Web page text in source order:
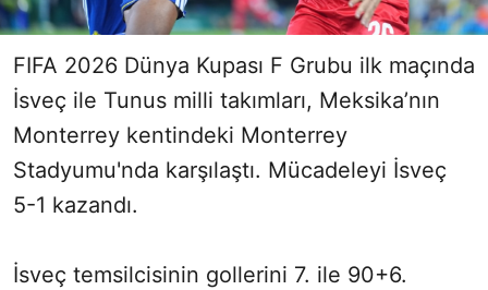
FIFA 2026 Dünya Kupası F Grubu ilk maçında
İsveç ile Tunus milli takımları, Meksika’nın
Monterrey kentindeki Monterrey
Stadyumu'nda karşılaştı. Mücadeleyi İsveç
5-1 kazandı.
İsveç temsilcisinin gollerini 7. ile 90+6.